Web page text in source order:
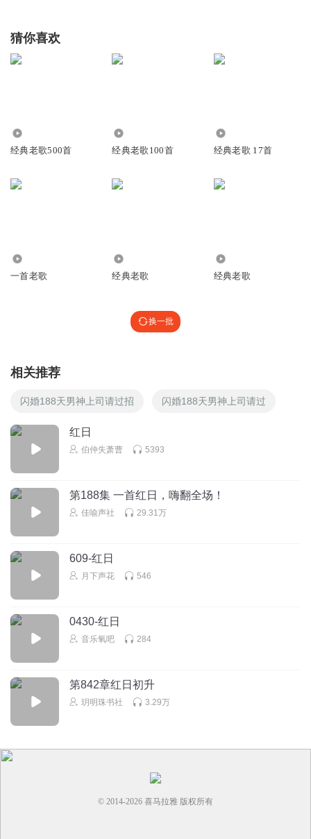
生命中的空气
命运就算颠沛流离 命运就算曲折离奇 命运就算恐吓着你做人
协助 在某年 那幼小的我 跌倒过几多几多落泪在雨夜滂沱 一
生之中弯弯曲曲我也要走过 从何时有你有你伴我给我热烈地
轻轻吹过 伴送着清幽花香像是在祝福你我 让晚星 轻轻闪过
听友378103697
回复
2026-07-04
猜你喜欢
经典老歌500首 经典老歌100首 经典老歌 17首
一首老歌 经典老歌 经典老歌
换一批
相关推荐
闪婚188天男神上司请过招 闪婚188天男神上司请过
红日
伯仲失萧曹 5393
第188集 一首红日，嗨翻全场！
佳喻声社 29.31万
609-红日
月下声花 546
0430-红日
音乐氧吧 284
第842章红日初升
玥明珠书社 3.29万
© 2014-2026 喜马拉雅 版权所有